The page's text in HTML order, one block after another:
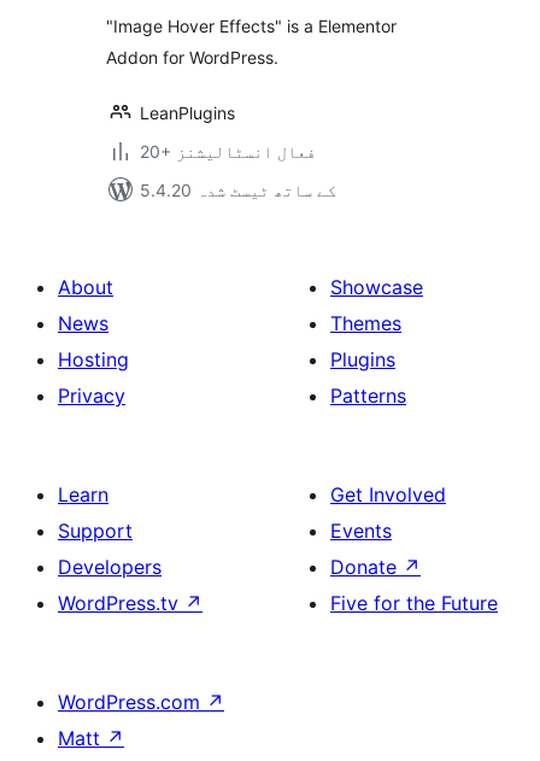
"Image Hover Effects" is a Elementor
Addon for WordPress.
LeanPlugins
20+ فعال انسٹالیشنز
5.4.20 کے ساتھ ٹیسٹ شدہ
About
News
Hosting
Privacy
Showcase
Themes
Plugins
Patterns
Learn
Support
Developers
WordPress.tv ↗
Get Involved
Events
Donate ↗
Five for the Future
WordPress.com ↗
Matt ↗